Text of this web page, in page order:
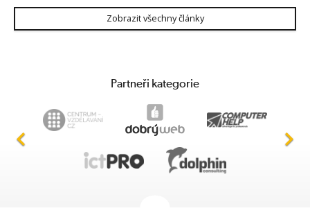
Zobrazit všechny články
Partneři kategorie